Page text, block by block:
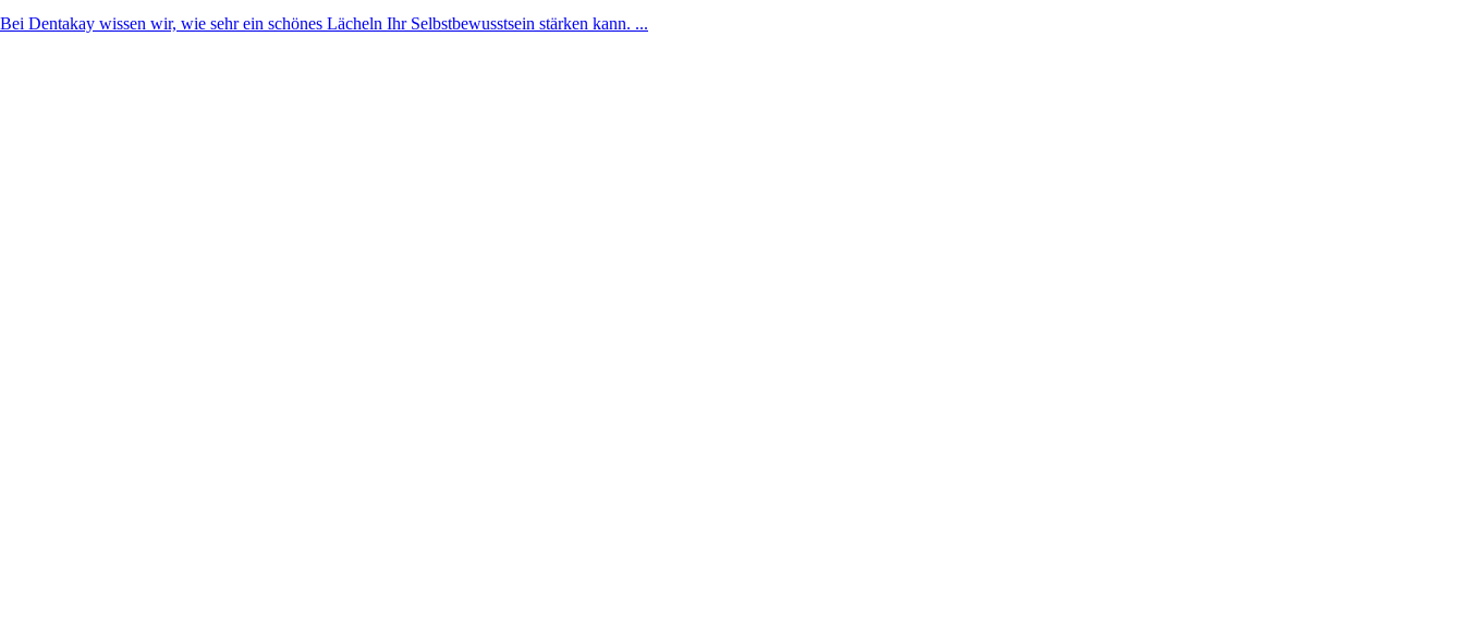
Bei Dentakay wissen wir, wie sehr ein schönes Lächeln Ihr Selbstbewusstsein stärken kann. ...